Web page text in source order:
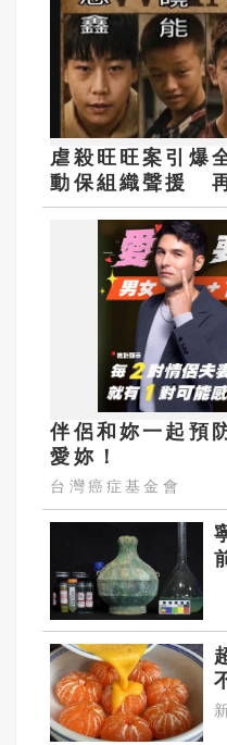
虐殺旺旺案引爆
動保組織聲援
手
伴侶和妳一起預
愛妳！
台灣癌症基金會